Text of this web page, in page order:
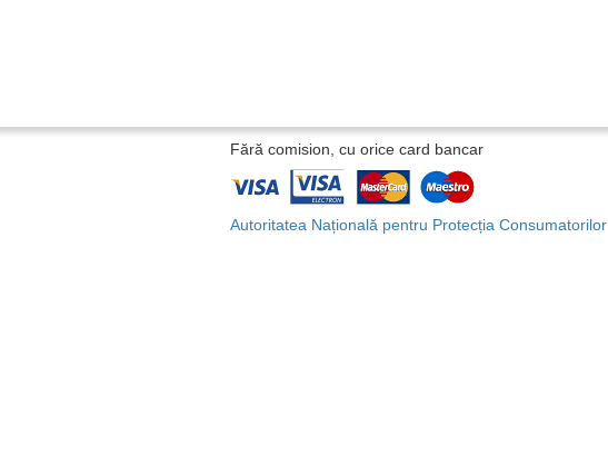
Fără comision, cu orice card bancar
Autoritatea Națională pentru Protecția Consumatorilor